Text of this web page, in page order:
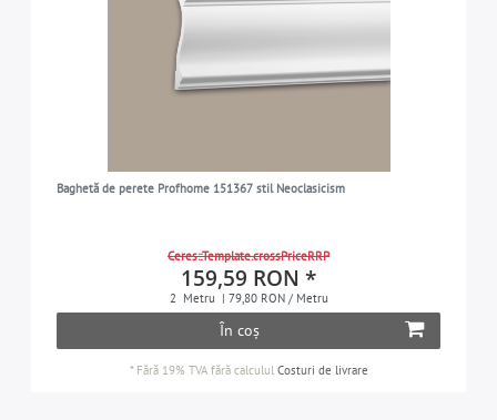
Baghetă de perete Profhome 151367 stil Neoclasicism
Ceres::Template.crossPriceRRP
159,59 RON *
2 Metru | 79,80 RON / Metru
În coș
* Fără 19% TVAfără calculul Costuri de livrare